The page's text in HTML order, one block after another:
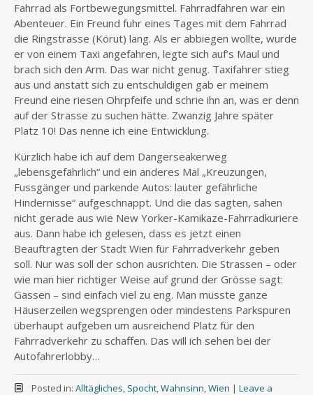
Fahrrad als Fortbewegungsmittel. Fahrradfahren war ein
Abenteuer. Ein Freund fuhr eines Tages mit dem Fahrrad
die Ringstrasse (Körut) lang. Als er abbiegen wollte, wurde
er von einem Taxi angefahren, legte sich auf’s Maul und
brach sich den Arm. Das war nicht genug. Taxifahrer stieg
aus und anstatt sich zu entschuldigen gab er meinem
Freund eine riesen Ohrpfeife und schrie ihn an, was er denn
auf der Strasse zu suchen hätte. Zwanzig Jahre später
Platz 10! Das nenne ich eine Entwicklung.
Kürzlich habe ich auf dem Dangerseakerweg
„lebensgefährlich“ und ein anderes Mal „Kreuzungen,
Fussgänger und parkende Autos: lauter gefährliche
Hindernisse“ aufgeschnappt. Und die das sagten, sahen
nicht gerade aus wie New Yorker-Kamikaze-Fahrradkuriere
aus. Dann habe ich gelesen, dass es jetzt einen
Beauftragten der Stadt Wien für Fahrradverkehr geben
soll. Nur was soll der schon ausrichten. Die Strassen – oder
wie man hier richtiger Weise auf grund der Grösse sagt:
Gassen – sind einfach viel zu eng. Man müsste ganze
Häuserzeilen wegsprengen oder mindestens Parkspuren
überhaupt aufgeben um ausreichend Platz für den
Fahrradverkehr zu schaffen. Das will ich sehen bei der
Autofahrerlobby…
Posted in: Alltägliches, Spocht,Wahnsinn,Wien | Leave a